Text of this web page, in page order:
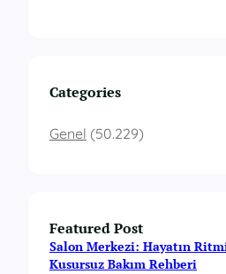
Categories
Genel (50.229)
Featured Post
Salon Merkezi: Hayatın
Kusursuz Bakım Rehberi